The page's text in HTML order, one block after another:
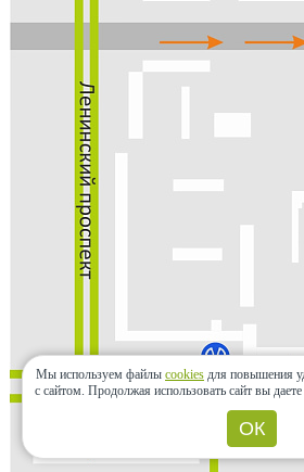
Мы используем файлы cookies для повышения
с сайтом. Продолжая использовать сайт вы даете
ОК